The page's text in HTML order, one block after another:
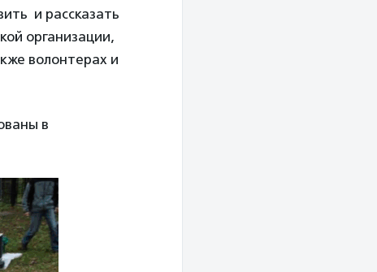
и рассказать
организации,
волонтерах и
в